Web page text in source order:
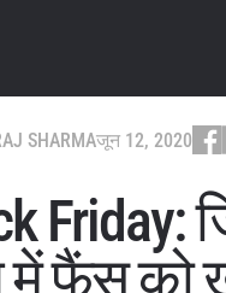
SHARMAजून 12, 2020